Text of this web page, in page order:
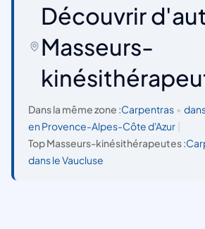
Découvrir
Masseurs-
Dans la même zone :Carpentras •
en Provence-Alpes-Côte d'Azur
Top Masseurs-kinésithérapeutes :
dans le Vaucluse